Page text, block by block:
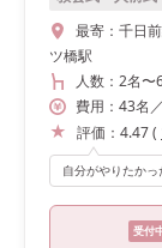
最寄： 千日
ツ橋駅
人数： 2名〜
費用： 43名 ／
評価： 4.47(
自分がやりたか
受付